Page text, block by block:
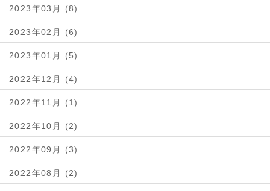
2023年03月 (8)
2023年02月 (6)
2023年01月 (5)
2022年12月 (4)
2022年11月 (1)
2022年10月 (2)
2022年09月 (3)
2022年08月 (2)